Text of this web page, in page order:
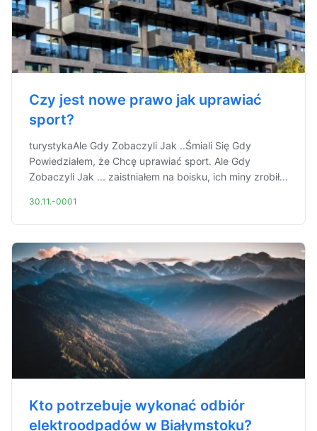
Czy jest nowe prawo jak uprawiać
sport?
turystykaAle Gdy Zobaczyli Jak ..Śmiali Się Gdy
Powiedziałem, że Chcę uprawiać sport. Ale Gdy
Zobaczyli Jak ... zaistniałem na boisku, ich miny zrobił...
30.11.-0001
Kto potrzebuje wykonać odbiór
elektroodpadów w Białymstoku?